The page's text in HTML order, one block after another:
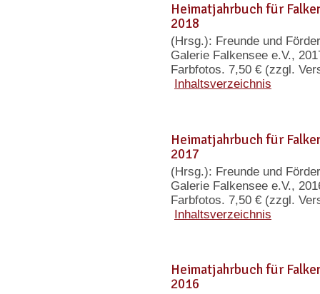
Heimatjahrbuch für
2018
(Hrsg.): Freunde und
Galerie Falkensee e.V.,
Farbfotos. 7,50 € (zzgl.
Inhaltsverzeichnis
Heimatjahrbuch für
2017
(Hrsg.): Freunde und
Galerie Falkensee e.V.,
Farbfotos. 7,50 € (zzgl.
Inhaltsverzeichnis
Heimatjahrbuch für
2016